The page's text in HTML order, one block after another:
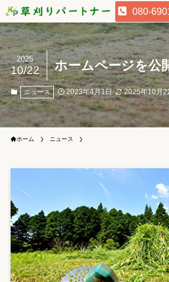
080-
ホームページを公
2025
10/22
ニュース 2023年4月1日 2025年10月
ホーム ニュース